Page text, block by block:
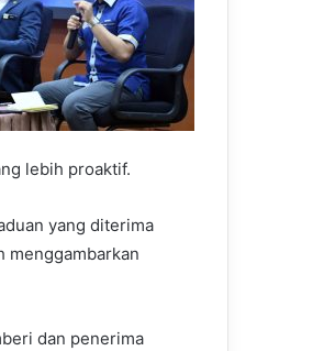
lebih proaktif.
yang diterima
menggambarkan
dan penerima